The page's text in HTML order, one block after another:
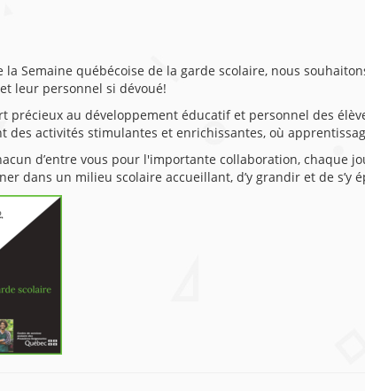
Semaine québécoise de la garde scolaire, nous
leur personnel si dévoué!
précieux au développement éducatif et personnel des
des activités stimulantes et enrichissantes, où
d’entre vous pour l'importante collaboration, chaque
dans un milieu scolaire accueillant, d’y grandir et de s’y